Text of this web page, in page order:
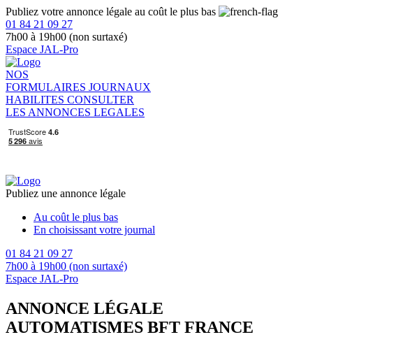
Publiez votre annonce légale au coût le plus bas
01 84 21 09 27
7h00 à 19h00 (non surtaxé)
Espace JAL-Pro
NOS
FORMULAIRES JOURNAUX
HABILITES CONSULTER
LES ANNONCES LEGALES
Publiez une annonce légale
Au coût le plus bas
En choisissant votre journal
01 84 21 09 27
7h00 à 19h00 (non surtaxé)
Espace JAL-Pro
ANNONCE LÉGALE
AUTOMATISMES BFT FRANCE